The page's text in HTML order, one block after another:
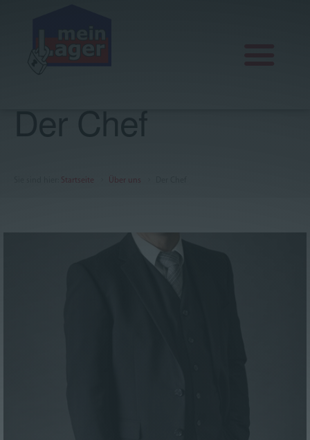
Office, Praxis und Seminar
Der Chef
Startseite Über uns